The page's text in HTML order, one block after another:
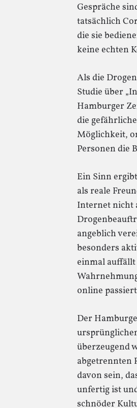
Gespräche
tatsächlich
die sie
keine echten
Als die
Studie über
Hamburger
die
Möglichkeit,
Personen die
Ein Sinn
als reale
Internet nicht
angeblich
besonders
einmal
online
Der
überzeugend
abgetrennten
davon sein,
unfertig ist
schnöder